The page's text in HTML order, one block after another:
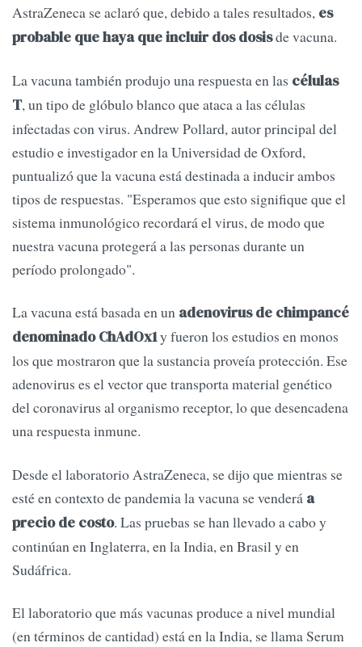
AstraZeneca se aclaró que, debido a tales resultados, es
probable que haya que incluir dos dosisde vacuna.
La vacuna también produjo una respuesta en las células
T, un tipo de glóbulo blanco que ataca a las células
infectadas con virus. Andrew Pollard, autor principal del
estudio e investigador en la Universidad de Oxford,
puntualizó que la vacuna está destinada a inducir ambos
tipos de respuestas. "Esperamos que esto signifique que el
sistema inmunológico recordará el virus, de modo que
nuestra vacuna protegerá a las personas durante un
período prolongado".
La vacuna está basada en un adenovirus de chimpancé
denominado ChAdOx1y fueron los estudios en monos
los que mostraron que la sustancia proveía protección. Ese
adenovirus es el vector que transporta material genético
del coronavirus al organismo receptor, lo que desencadena
una respuesta inmune.
Desde el laboratorio AstraZeneca, se dijo que mientras se
esté en contexto de pandemia la vacuna se venderá a
precio de costo. Las pruebas se han llevado a cabo y
continúan en Inglaterra, en la India, en Brasil y en
Sudáfrica.
El laboratorio que más vacunas produce a nivel mundial
(en términos de cantidad) está en la India, se llama Serum